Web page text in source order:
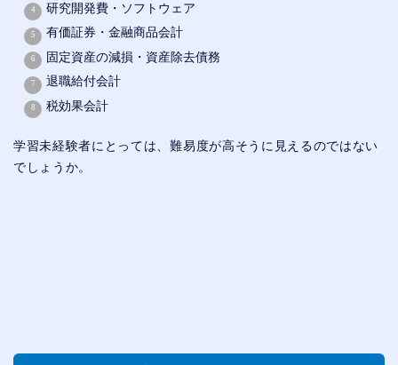
研究開発費・ソフトウェア
有価証券・金融商品会計
固定資産の減損・資産除去債務
退職給付会計
税効果会計
学習未経験者にとっては、難易度が高そうに見えるのではない
でしょうか。